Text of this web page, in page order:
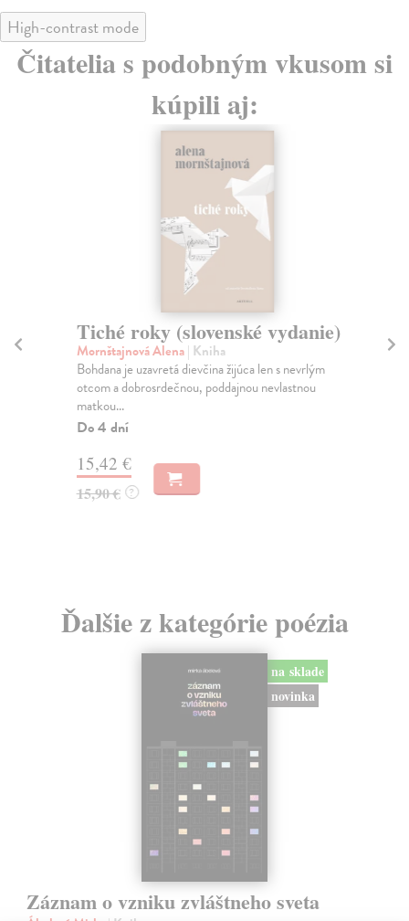
High-contrast mode
Čitatelia s podobným vkusom si
kúpili aj:
Tiché roky (slovenské vydanie)
Mornštajnová Alena| Kniha
Bohdana je uzavretá dievčina žijúca len s nevrlým
otcom a dobrosrdečnou, poddajnou nevlastnou
matkou...
Do 4 dní
15,42 €
15,90 € ?
Ďalšie z kategórie poézia
na sklade
novinka
Záznam o vzniku zvláštneho sveta